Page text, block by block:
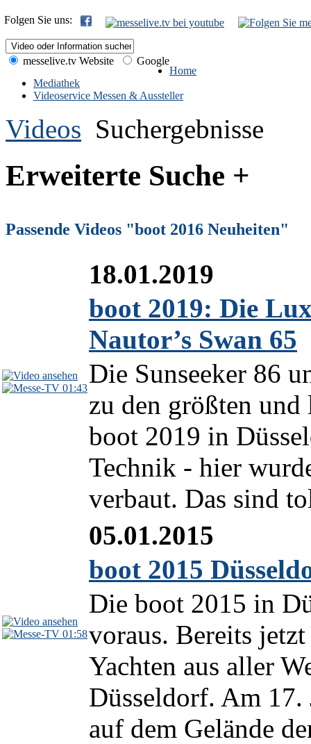
Folgen Sie uns:
messelive.tv Website
Google
Home
Mediathek
Videoservice Messen & Aussteller
Videos Suchergebnisse
Erweiterte Suche +
Passende Videos "boot 2016 Neuheiten"
01:43
18.01.2019
boot 2019: Die
Nautor’s Swan 65
Die Sunseeker 86
zu den größten und
boot 2019 in
Technik - hier
verbaut. Das sind
01:58
05.01.2015
boot 2015
Die boot 2015 in
voraus. Bereits
Yachten aus aller
Düsseldorf. Am 17.
auf dem Gelände